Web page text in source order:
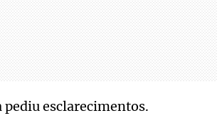
esclarecimentos.